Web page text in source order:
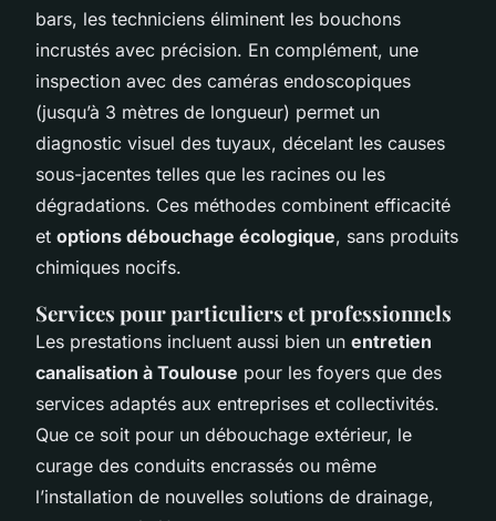
bars, les techniciens éliminent les bouchons
incrustés avec précision. En complément, une
inspection avec des caméras endoscopiques
(jusqu’à 3 mètres de longueur) permet un
diagnostic visuel des tuyaux, décelant les causes
sous-jacentes telles que les racines ou les
dégradations. Ces méthodes combinent efficacité
et options débouchage écologique, sans produits
chimiques nocifs.
Services pour particuliers et professionnels
Les prestations incluent aussi bien un entretien
canalisation à Toulouse pour les foyers que des
services adaptés aux entreprises et collectivités.
Que ce soit pour un débouchage extérieur, le
curage des conduits encrassés ou même
l’installation de nouvelles solutions de drainage,